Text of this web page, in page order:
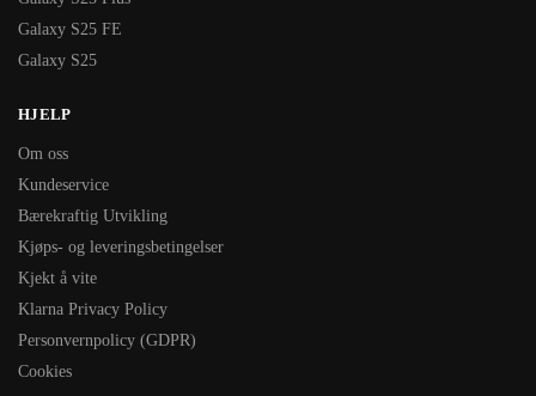
Galaxy S25 FE
Galaxy S25
HJELP
Om oss
Kundeservice
Bærekraftig Utvikling
Kjøps- og leveringsbetingelser
Kjekt å vite
Klarna Privacy Policy
Personvernpolicy (GDPR)
Cookies